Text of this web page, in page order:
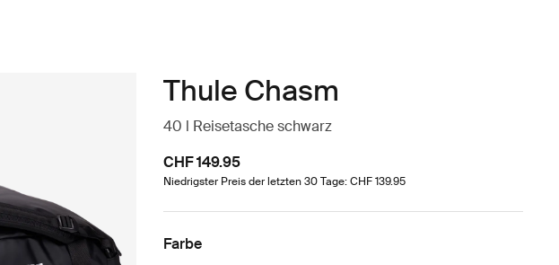
Thule Chasm
40 l Reisetasche schwarz
CHF 149.95
Niedrigster Preis der letzten 30 Tage: CHF 139.95
Farbe